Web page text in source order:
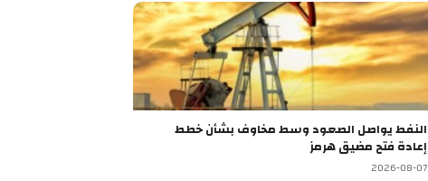
النفط يواصل الصعود وسط مخاوف بشأن خطط
إعادة فتح مضيق هرمز
2026-08-07